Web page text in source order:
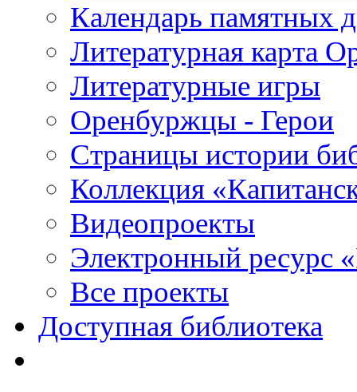
Календарь памятных
Литературная карта
Литературные игры
Оренбуржцы - Герои
Страницы истории
Коллекция
Видеопроекты
Электронный ресурс
Все проекты
Доступная библиотека